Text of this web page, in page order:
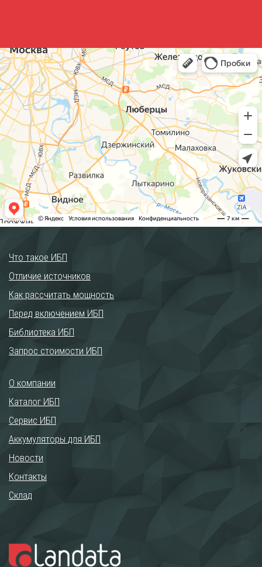
Что такое ИБП
Отличие источников
Как рассчитать мощность
Перед включением ИБП
Библиотека ИБП
Запрос стоимости ИБП
О компании
Каталог ИБП
Сервис ИБП
Аккумуляторы для ИБП
Новости
Контакты
Склад